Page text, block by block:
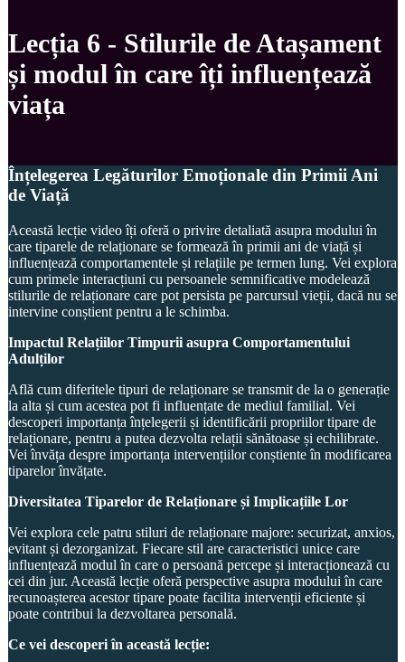
Lecția 6 - Stilurile de Atașament
și modul în care îți influențează
viața
Înțelegerea Legăturilor Emoționale din Primii Ani
de Viață
Această lecție video îți oferă o privire detaliată asupra modului în
care tiparele de relaționare se formează în primii ani de viață și
influențează comportamentele și relațiile pe termen lung. Vei explora
cum primele interacțiuni cu persoanele semnificative modelează
stilurile de relaționare care pot persista pe parcursul vieții, dacă nu se
intervine conștient pentru a le schimba.
Impactul Relațiilor Timpurii asupra Comportamentului
Adulților
Află cum diferitele tipuri de relaționare se transmit de la o generație
la alta și cum acestea pot fi influențate de mediul familial. Vei
descoperi importanța înțelegerii și identificării propriilor tipare de
relaționare, pentru a putea dezvolta relații sănătoase și echilibrate.
Vei învăța despre importanța intervențiilor conștiente în modificarea
tiparelor învățate.
Diversitatea Tiparelor de Relaționare și Implicațiile Lor
Vei explora cele patru stiluri de relaționare majore: securizat, anxios,
evitant și dezorganizat. Fiecare stil are caracteristici unice care
influențează modul în care o persoană percepe și interacționează cu
cei din jur. Această lecție oferă perspective asupra modului în care
recunoașterea acestor tipare poate facilita intervenții eficiente și
poate contribui la dezvoltarea personală.
Ce vei descoperi în această lecție: